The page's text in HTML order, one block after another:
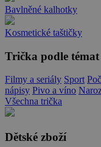
Bavlněné kalhotky
Kosmetické taštičky
Trička podle témat
Filmy a seriály Sport
nápisy Pivo a víno
Všechna trička
Dětské zboží